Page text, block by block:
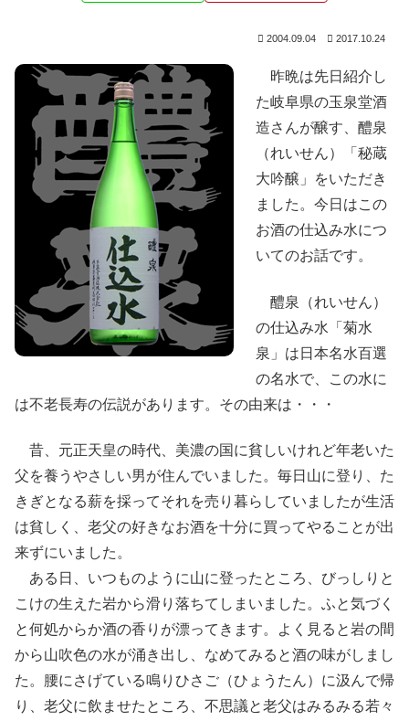
2004.09.04 2017.10.24
昨晩は先日紹介し
た岐阜県の玉泉堂酒
造さんが醸す、醴泉
（れいせん）「秘蔵
大吟醸」をいただき
ました。今日はこの
お酒の仕込み水につ
いてのお話です。
醴泉（れいせん）
の仕込み水「菊水
泉」は日本名水百選
の名水で、この水に
は不老長寿の伝説があります。その由来は・・・
昔、元正天皇の時代、美濃の国に貧しいけれど年老いた
父を養うやさしい男が住んでいました。毎日山に登り、た
きぎとなる薪を採ってそれを売り暮らしていましたが生活
は貧しく、老父の好きなお酒を十分に買ってやることが出
来ずにいました。
ある日、いつものように山に登ったところ、びっしりと
こけの生えた岩から滑り落ちてしまいました。ふと気づく
と何処からか酒の香りが漂ってきます。よく見ると岩の間
から山吹色の水が涌き出し、なめてみると酒の味がしまし
た。腰にさげている鳴りひさご（ひょうたん）に汲んで帰
り、老父に飲ませたところ、不思議と老父はみるみる若々